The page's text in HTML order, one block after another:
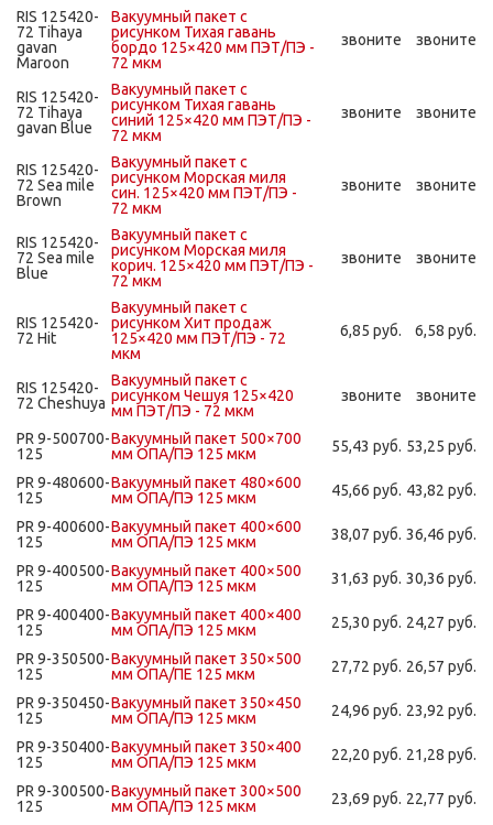
RIS 125420-
72 Tihaya
gavan
Maroon
Вакуумный пакет с
рисунком Тихая гавань
бордо 125×420 мм ПЭТ/ПЭ -
72 мкм
звоните звоните
RIS 125420-
72 Tihaya
gavan Blue
Вакуумный пакет с
рисунком Тихая гавань
синий 125×420 мм ПЭТ/ПЭ -
72 мкм
звоните звоните
RIS 125420-
72 Sea mile
Brown
Вакуумный пакет с
рисунком Морская миля
син. 125×420 мм ПЭТ/ПЭ -
72 мкм
звоните звоните
RIS 125420-
72 Sea mile
Blue
Вакуумный пакет с
рисунком Морская миля
корич. 125×420 мм ПЭТ/ПЭ -
72 мкм
звоните звоните
RIS 125420-
72 Hit
Вакуумный пакет с
рисунком Хит продаж
125×420 мм ПЭТ/ПЭ - 72
мкм
6,85 руб. 6,58 руб.
RIS 125420-
72 Cheshuya
Вакуумный пакет с
рисунком Чешуя 125×420
мм ПЭТ/ПЭ - 72 мкм
звоните звоните
PR 9-500700-
125
Вакуумный пакет 500×700
мм ОПА/ПЭ 125 мкм
55,43 руб. 53,25 руб.
PR 9-480600-
125
Вакуумный пакет 480×600
мм ОПА/ПЭ 125 мкм
45,66 руб. 43,82 руб.
PR 9-400600-
125
Вакуумный пакет 400×600
мм ОПА/ПЭ 125 мкм
38,07 руб. 36,46 руб.
PR 9-400500-
125
Вакуумный пакет 400×500
мм ОПА/ПЭ 125 мкм
31,63 руб. 30,36 руб.
PR 9-400400-
125
Вакуумный пакет 400×400
мм ОПА/ПЭ 125 мкм
25,30 руб. 24,27 руб.
PR 9-350500-
125
Вакуумный пакет 350×500
мм ОПА/ПЕ 125 мкм
27,72 руб. 26,57 руб.
PR 9-350450-
125
Вакуумный пакет 350×450
мм ОПА/ПЭ 125 мкм
24,96 руб. 23,92 руб.
PR 9-350400-
125
Вакуумный пакет 350×400
мм ОПА/ПЭ 125 мкм
22,20 руб. 21,28 руб.
PR 9-300500-
125
Вакуумный пакет 300×500
мм ОПА/ПЭ 125 мкм
23,69 руб. 22,77 руб.